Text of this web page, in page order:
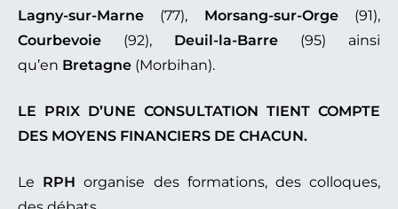
Lagny-sur-Marne (77), Morsang-sur-Orge(91),
Courbevoie (92), Deuil-la-Barre (95) ainsi
qu’en Bretagne (Morbihan).
LE PRIX D’UNE CONSULTATION TIENT COMPTE
DES MOYENS FINANCIERS DE CHACUN.
Le RPH organise des formations, des colloques,